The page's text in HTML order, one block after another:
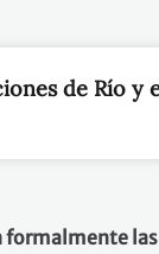
de Río y